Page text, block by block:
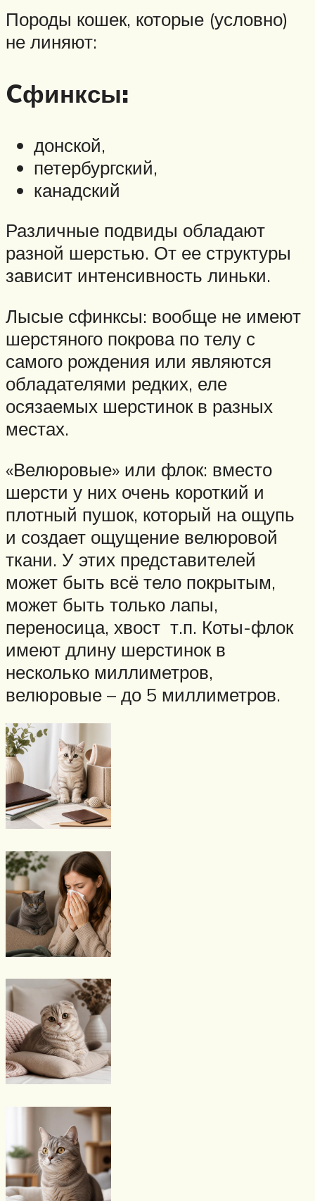
Породы кошек, которые (условно)
не линяют:
Cфинксы:
донской,
петербургский,
канадский
Различные подвиды обладают
разной шерстью. От ее структуры
зависит интенсивность линьки.
Лысые сфинксы: вообще не имеют
шерстяного покрова по телу с
самого рождения или являются
обладателями редких, еле
осязаемых шерстинок в разных
местах.
«Велюровые» или флок: вместо
шерсти у них очень короткий и
плотный пушок, который на ощупь
и создает ощущение велюровой
ткани. У этих представителей
может быть всё тело покрытым,
может быть только лапы,
переносица, хвост т.п. Коты-флок
имеют длину шерстинок в
несколько миллиметров,
велюровые – до 5 миллиметров.